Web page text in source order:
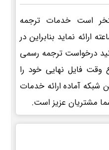
است خدمات ترجمه
را به‌صورت 24 ساعته ارائه نماید بنابراین در
درخواست ترجمه رسمی
وقت فایل نهایی خود را
شبکه آماده ارائه خدمات
مشتریان عزیز است.